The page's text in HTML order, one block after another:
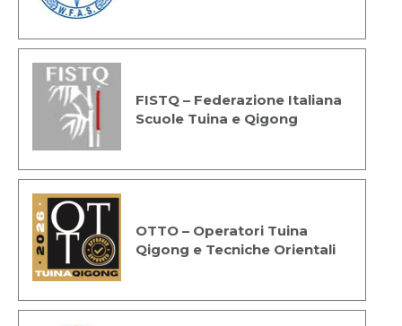
FISTQ – Federazione Italiana
Scuole Tuina e Qigong
OTTO – Operatori Tuina
Qigong e Tecniche Orientali